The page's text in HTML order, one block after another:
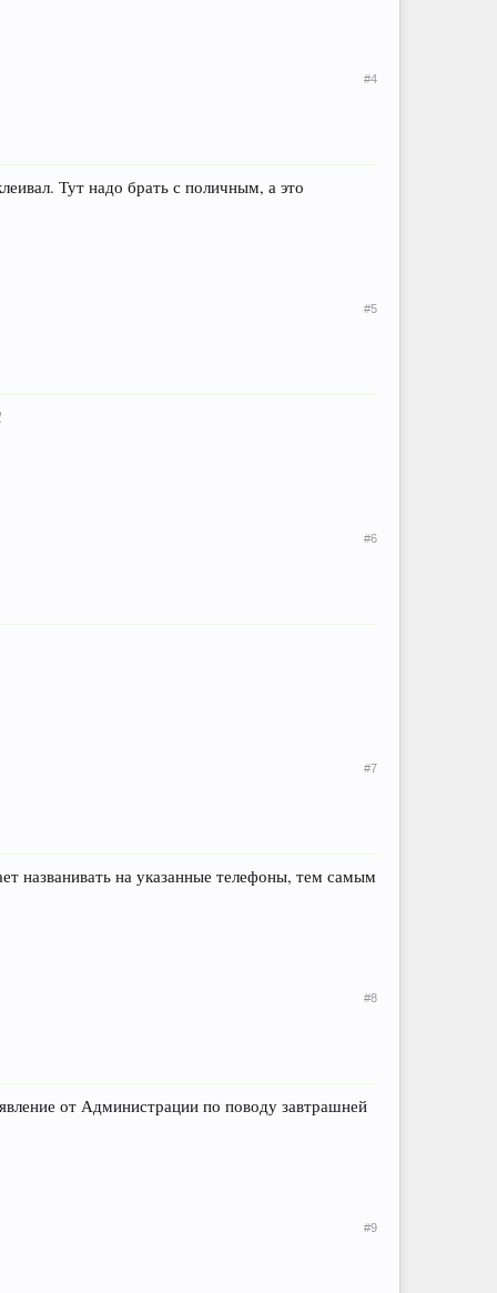
#4
Тут надо брать с поличным, а это
#5
#6
#7
названивать на указанные телефоны, тем самым
#8
от Администрации по поводу завтрашней
#9